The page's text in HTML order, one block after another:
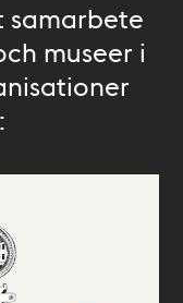
samarbete
museer i